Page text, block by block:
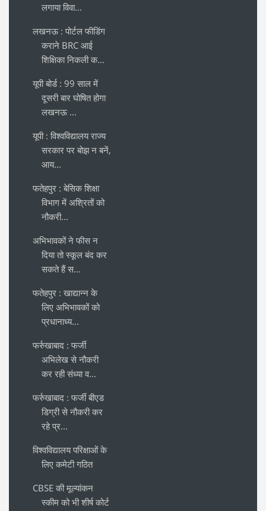
लगाया विवा...
लखनऊ : पोर्टल फीडिंग
कराने BRC आई
शिक्षिका निकली क...
यूपी बोर्ड : 99 साल में
दूसरी बार घोषित होगा
लखनऊ ...
यूपी : विश्वविद्यालय राज्य
सरकार पर बोझ न बनें,
आय...
फतेहपुर : बेसिक शिक्षा
विभाग में अश्रितों को
नौकरी...
अभिभावकों ने फीस न
दिया तो स्कूल बंद कर
सकते हैं स...
फतेहपुर : खाद्यान्न के
लिए अभिभावकों को
प्रधानाध्य...
फर्रुखाबाद : फर्जी
अभिलेख से नौकरी
कर रही संध्या व...
फर्रुखाबाद : फर्जी बीएड
डिग्री से नौकरी कर
रहे प्र...
विश्वविद्यालय परिक्षाओं के
लिए कमेटी गठित
CBSE की मूल्यांकन
स्कीम को भी शीर्ष कोर्ट